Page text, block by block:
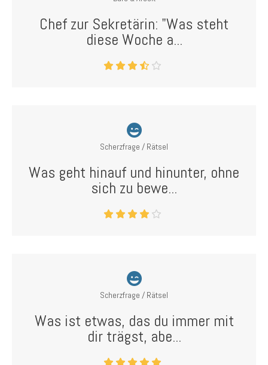
Chef zur Sekretärin: "Was steht
diese Woche a...
Scherzfrage / Rätsel
Was geht hinauf und hinunter, ohne
sich zu bewe...
Scherzfrage / Rätsel
Was ist etwas, das du immer mit
dir trägst, abe...